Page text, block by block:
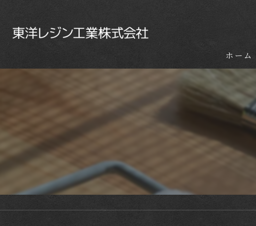
ホーム